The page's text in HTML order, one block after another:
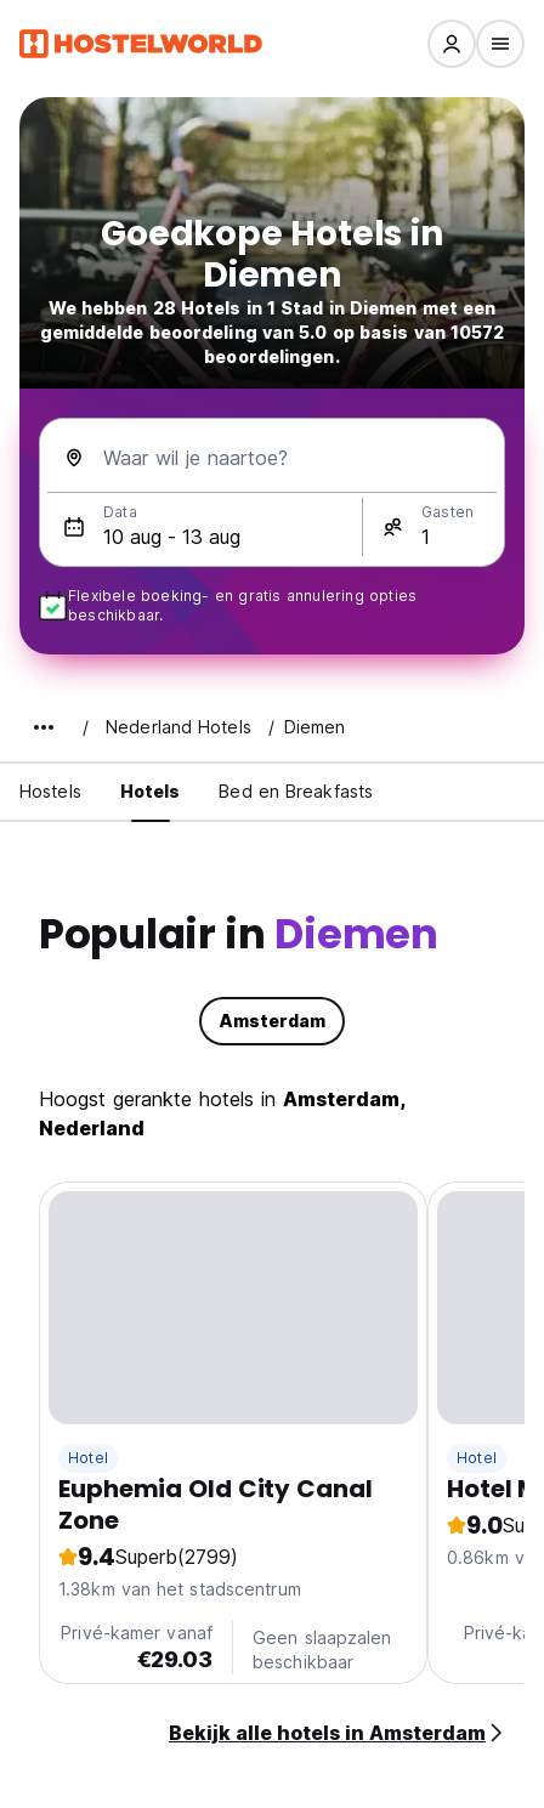
Goedkope Hotels in
Diemen
We hebben 28 Hotels in 1 Stad in Diemen met een
gemiddelde beoordeling van 5.0 op basis van 10572
beoordelingen.
Waar wil je naartoe?
Data Gasten
Flexibele boeking- en gratis annulering opties
beschikbaar.
Nederland Hotels Diemen
Hostels Hotels Bed en Breakfasts
Populair in Diemen
Amsterdam
Hoogst gerankte hotels in Amsterdam,
Nederland
Hotel
Euphemia Old City Canal
Zone
9.4Superb(2799)
1.38km van het stadscentrum
Privé-kamer vanaf
€29.03
Geen slaapzalen
beschikbaar
Hotel
Hotel
9.0
0.86km
Privé-
Bekijk alle hotels in Amsterdam